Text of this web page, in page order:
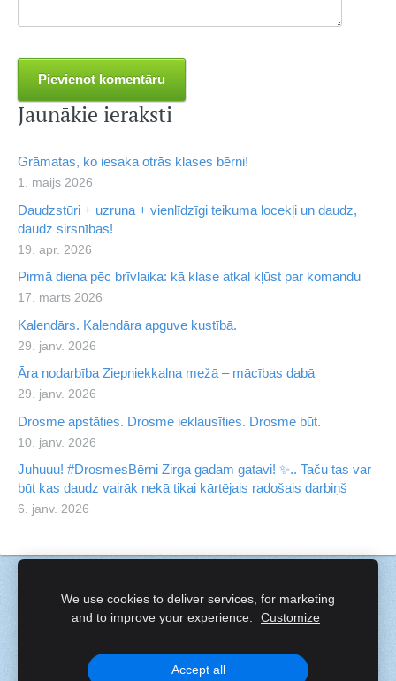
Jaunākie ieraksti
Grāmatas, ko iesaka otrās klases bērni!
1. maijs 2026
Daudzstūri + uzruna + vienlīdzīgi teikuma locekļi un daudz,
daudz sirsnības!
19. apr. 2026
Pirmā diena pēc brīvlaika: kā klase atkal kļūst par komandu
17. marts 2026
Kalendārs. Kalendāra apguve kustībā.
29. janv. 2026
Āra nodarbība Ziepniekkalna mežā – mācības dabā
29. janv. 2026
Drosme apstāties. Drosme ieklausīties. Drosme būt.
10. janv. 2026
Juhuuu! #DrosmesBērni Zirga gadam gatavi! ✨.. Taču tas var
būt kas daudz vairāk nekā tikai kārtējais radošais darbiņš
6. janv. 2026
builder.
We use cookies to deliver services, for marketing
and to improve your experience.
Customize
Accept all